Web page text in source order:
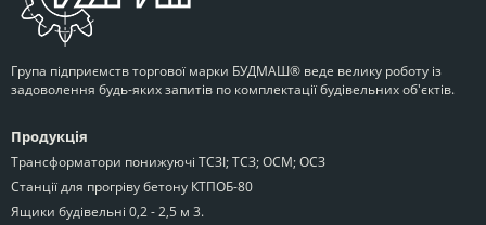
Група підприємств торгової марки БУДМАШ® веде велику роботу із
задоволення будь-яких запитів по комплектації будівельних об'єктів.
Продукція
Трансформатори понижуючі ТСЗІ; ТСЗ; ОСМ; ОСЗ
Станції для прогріву бетону КТПОБ-80
Ящики будівельні 0,2 - 2,5 м 3.